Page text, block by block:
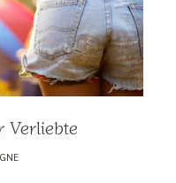
Verliebte